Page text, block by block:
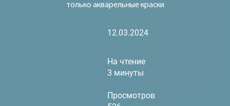
только акварельные краски
12.03.2024
На чтение
3 минуты
Просмотров